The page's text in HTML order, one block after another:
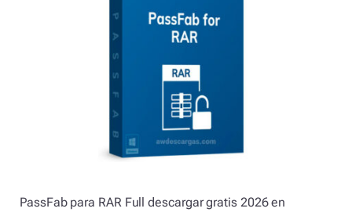
PassFab para RAR Full descargar gratis 2026 en